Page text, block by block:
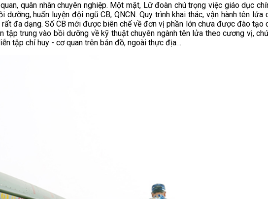
quân nhân chuyên nghiệp. Một mặt, Lữ đoàn chú trọng việc giáo dục
huấn luyện đội ngũ CB, QNCN. Quy trình khai thác, vận hành tên
đa dạng. Số CB mới được biên chế về đơn vị phần lớn chưa được đào tạo
tập trung vào bồi dưỡng về kỹ thuật chuyên ngành tên lửa theo cương vị,
tập chỉ huy - cơ quan trên bản đồ, ngoài thực địa…